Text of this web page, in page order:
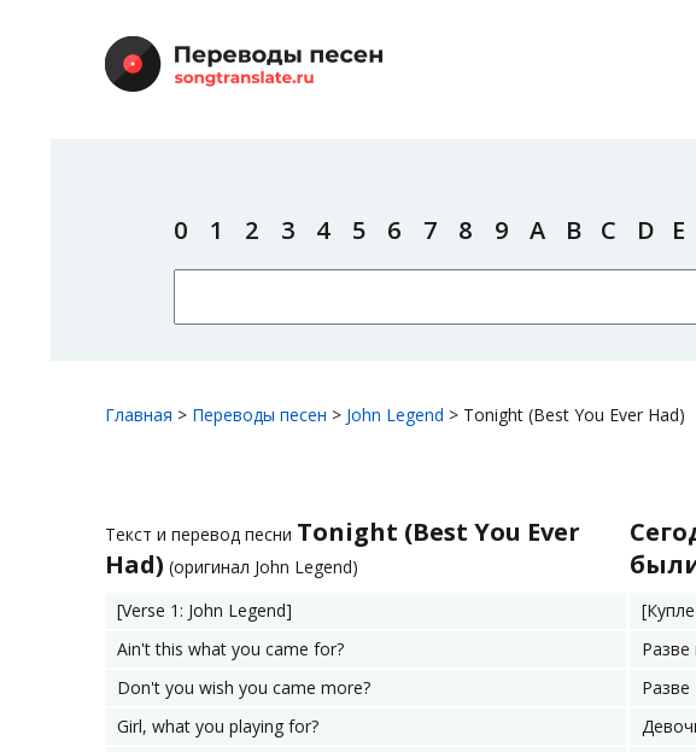
0 1 2 3 4 5 6 7 8 9 A B C D E
Главная > Переводы песен > John Legend > Tonight (Best You Ever Had)
Текст и перевод песни Tonight (Best You Ever
Had) (оригинал John Legend)
[Verse 1: John Legend]
Ain't this what you came for?
Don't you wish you came more?
Girl, what you playing for?